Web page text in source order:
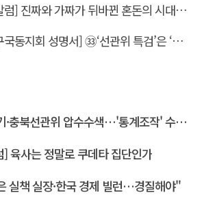
[박필규 안보칼럼] 진짜와 가짜가 뒤바뀐 혼돈의 시대, 안보 파탄은 막아야
[서버까 육사구국동지회 성명서] ㉝‘선관위 특검’은 ‘부정선거 특검’으로 명명하고 박주현 변호사를 ‘특검’으로 임명하라!
충북선관위 압수수색…'통계조작' 수사확대
육사는 정말로 쿠데타 집단인가
실책 실장·한국 경제 빌런…경질해야"